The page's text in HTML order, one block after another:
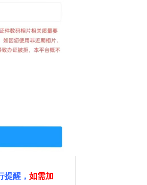
提醒， 如需加